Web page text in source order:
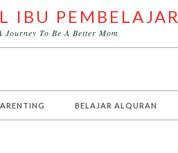
IBU PEMBELAJAR
Journey To Be A Better Mom
BELAJAR ALQURAN